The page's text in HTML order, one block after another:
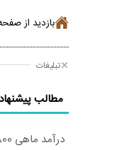
بازدید از
تبلیغات
مطالب
درآمد ماهی 800 میلیونی رویا نیست! امتحانش مجانیه😉